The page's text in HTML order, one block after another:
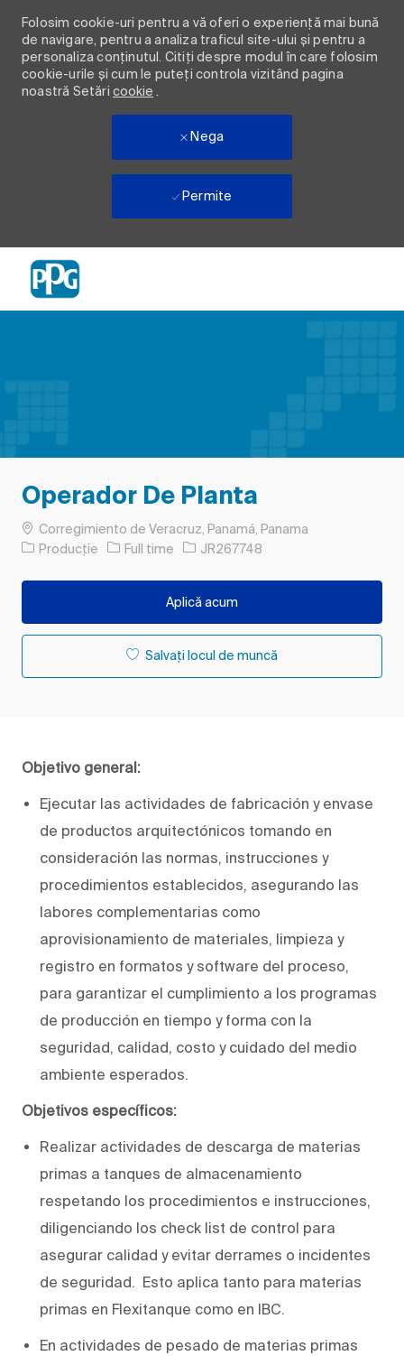
Folosim cookie-uri pentru a vă oferi o experiență mai bună
de navigare, pentru a analiza traficul site-ului și pentru a
personaliza conținutul. Citiți despre modul în care folosim
cookie-urile și cum le puteți controla vizitând pagina
noastră Setări cookie .
Nega
Permite
Operador De Planta
LocCorregimiento de Veracruz, Panamá, Panama
Categorie
Producție Tipul postului
Full time Job Id
JR267748
Aplică acum
Salvați locul de muncă
Objetivo general:
Ejecutar las actividades de fabricación y envase
de productos arquitectónicos tomando en
consideración las normas, instrucciones y
procedimientos establecidos, asegurando las
labores complementarias como
aprovisionamiento de materiales, limpieza y
registro en formatos y software del proceso,
para garantizar el cumplimiento a los programas
de producción en tiempo y forma con la
seguridad, calidad, costo y cuidado del medio
ambiente esperados.
Objetivos específicos:
Realizar actividades de descarga de materias
primas a tanques de almacenamiento
respetando los procedimientos e instrucciones,
diligenciando los check list de control para
asegurar calidad y evitar derrames o incidentes
de seguridad. Esto aplica tanto para materias
primas en Flexitanque como en IBC.
En actividades de pesado de materias primas